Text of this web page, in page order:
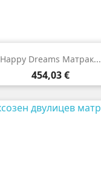
Happy Dreams Матрак...
Цена
454,03 €